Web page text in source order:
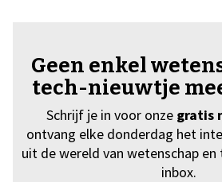
Geen enkel
tech-nieuwtje
Schrijf je in voor onze gratis
ontvang elke donderdag het
uit de wereld van wetenschap
inbox.